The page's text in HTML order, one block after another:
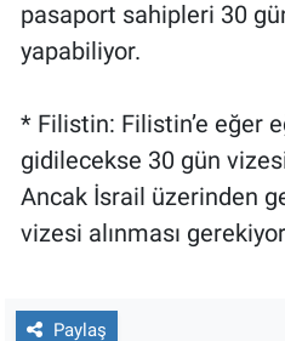
pasaport sahipleri 30
yapabiliyor.
* Filistin: Filistin’e eğer
gidilecekse 30 gün
Ancak İsrail üzerinden
vizesi alınması
Paylaş